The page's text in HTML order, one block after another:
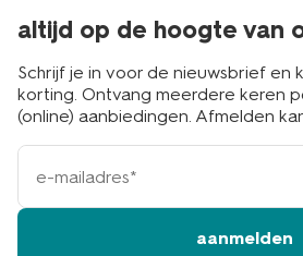
altijd op de hoogte van
Schrijf je in voor de nieuwsbrief en
korting. Ontvang meerdere keren
(online) aanbiedingen. Afmelden
e-
mailadres
aanmelden